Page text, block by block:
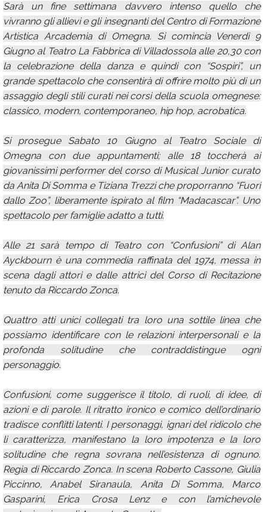
Sarà un fine settimana davvero intenso quello che
vivranno gli allievi e gli insegnanti del Centro di Formazione
Artistica Arcademia di Omegna. Si comincia Venerdì 9
Giugno al Teatro La Fabbrica di Villadossola alle 20,30 con
la celebrazione della danza e quindi con “Sospiri”, un
grande spettacolo che consentirà di offrire molto più di un
assaggio degli stili curati nei corsi della scuola omegnese:
classico, modern, contemporaneo, hip hop, acrobatica.
Si prosegue Sabato 10 Giugno al Teatro Sociale di
Omegna con due appuntamenti; alle 18 toccherà ai
giovanissimi performer del corso di Musical Junior curato
da Anita Di Somma e Tiziana Trezzi che proporranno “Fuori
dallo Zoo”, liberamente ispirato al film “Madacascar”. Uno
spettacolo per famiglie adatto a tutti.
Alle 21 sarà tempo di Teatro con “Confusioni” di Alan
Ayckbourn è una commedia raffinata del 1974, messa in
scena dagli attori e dalle attrici del Corso di Recitazione
tenuto da Riccardo Zonca.
Quattro atti unici collegati tra loro una sottile linea che
possiamo identificare con le relazioni interpersonali e la
profonda solitudine che contraddistingue ogni
personaggio.
Confusioni, come suggerisce il titolo, di ruoli, di idee, di
azioni e di parole. Il ritratto ironico e comico dell’ordinario
tradisce conflitti latenti. I personaggi, ignari del ridicolo che
li caratterizza, manifestano la loro impotenza e la loro
solitudine che regna sovrana nell’esistenza di ognuno.
Regia di Riccardo Zonca. In scena Roberto Cassone, Giulia
Piccinno, Anabel Siranaula, Anita Di Somma, Marco
Gasparini, Erica Crosa Lenz e con l’amichevole